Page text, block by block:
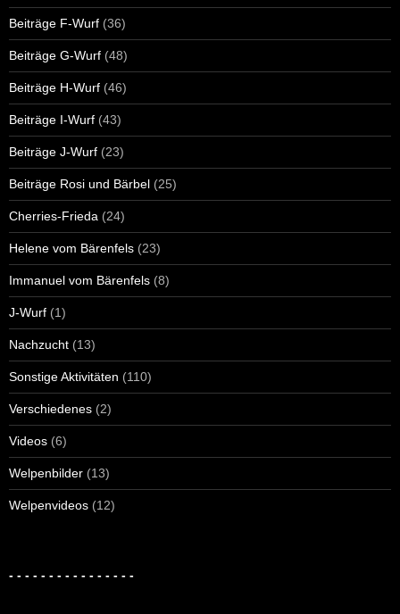
Beiträge F-Wurf (36)
Beiträge G-Wurf (48)
Beiträge H-Wurf (46)
Beiträge I-Wurf (43)
Beiträge J-Wurf (23)
Beiträge Rosi und Bärbel (25)
Cherries-Frieda (24)
Helene vom Bärenfels (23)
Immanuel vom Bärenfels (8)
J-Wurf (1)
Nachzucht (13)
Sonstige Aktivitäten (110)
Verschiedenes (2)
Videos (6)
Welpenbilder (13)
Welpenvideos (12)
- - - - - - - - - - - - - - - -